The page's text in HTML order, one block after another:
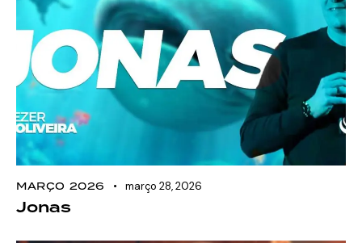
MARÇO 2026 março 28, 2026
Jonas